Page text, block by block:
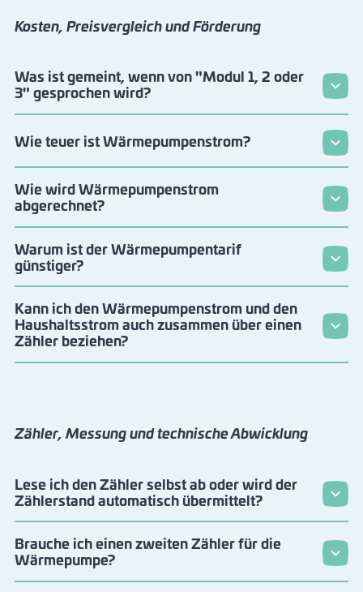
Kosten, Preisvergleich und Förderung
Was ist gemeint, wenn von "Modul 1, 2 oder
3" gesprochen wird?
Wie teuer ist Wärmepumpenstrom?
Wie wird Wärmepumpenstrom
abgerechnet?
Warum ist der Wärmepumpentarif
günstiger?
Kann ich den Wärmepumpenstrom und den
Haushaltsstrom auch zusammen über einen
Zähler beziehen?
Zähler, Messung und technische Abwicklung
Lese ich den Zähler selbst ab oder wird der
Zählerstand automatisch übermittelt?
Brauche ich einen zweiten Zähler für die
Wärmepumpe?